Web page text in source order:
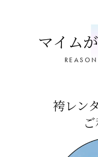
マイム
袴レン